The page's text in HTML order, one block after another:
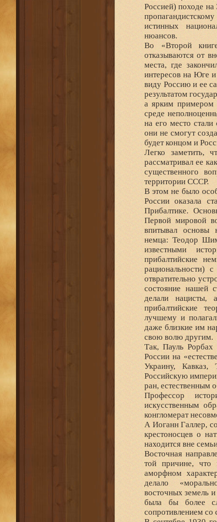
Россией) походе на
истинных
нюансов.
Во «Второй
отказываются от
места, где
интересов на Юге
виду Россию и ее
результатом
а ярким примером
среде
на его место
они не смогут
будет концом и
Легко заметить,
рассматривал ее
существенного
территории СССР.
В этом не было
России оказала
Прибалтике.
Первой мировой
впитывал основы
немца: Теодор
известными
прибалтийские
рациональности)
отвратительно
состояние нашей
делали нацисты,
прибалтийские
лучшему и
даже близкие им
свою волю другим.
Так, Пауль
России на
Украину, Кавказ,
Российскую
ран, естественным
Профессор
искусственным
конгломерат
А Иоганн Галлер,
крестоносцев о
находится вне
Восточная
той причине, что
аморфном
делало
восточных земель
была бы более
сопротивлением со